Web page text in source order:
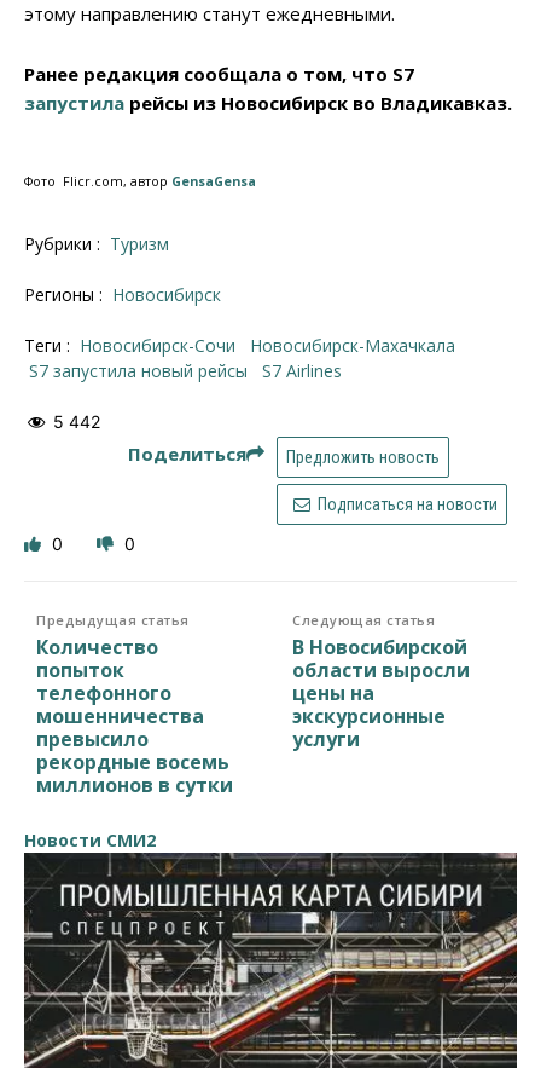
этому направлению станут ежедневными.
Ранее редакция сообщала о том, что S7
запустила рейсы из Новосибирск во Владикавказ.
Фото Flicr.com, автор GensaGensa
Рубрики : Туризм
Регионы : Новосибирск
Теги : Новосибирск-Сочи
Новосибирск-Махачкала
S7 запустила новый рейсы
S7 Airlines
5 442
Поделиться Предложить новость
Подписаться на новости
0 0
Предыдущая статья
Количество
попыток
телефонного
мошенничества
превысило
рекордные восемь
миллионов в сутки
Следующая статья
В Новосибирской
области выросли
цены на
экскурсионные
услуги
Новости СМИ2